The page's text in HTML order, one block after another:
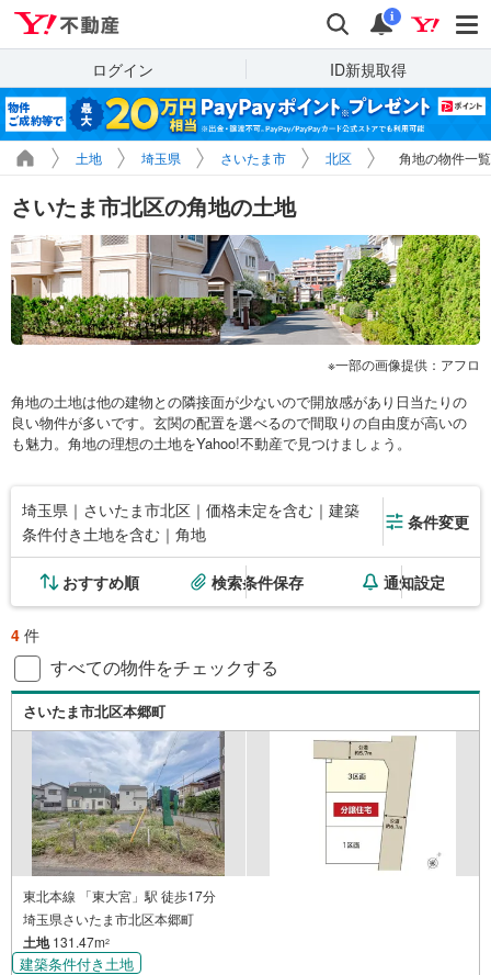
検索 通知
i
ログイン ID新規取得
土地 埼玉県 さいたま市 北区 角地の物件一覧
さいたま市北区の角地の土地
一部の画像提供：アフロ
角地の土地は他の建物との隣接面が少ないので開放感があり日当たりの
良い物件が多いです。玄関の配置を選べるので間取りの自由度が高いの
も魅力。角地の理想の土地をYahoo!不動産で見つけましょう。
埼玉県｜さいたま市北区｜価格未定を含む｜建築
条件付き土地を含む｜角地
条件変更
おすすめ順 検索条件保存 通知設定
4 件
すべての物件をチェックする
さいたま市北区本郷町
東北本線 「東大宮」駅 徒歩17分
埼玉県さいたま市北区本郷町
土地131.47m2
建築条件付き土地